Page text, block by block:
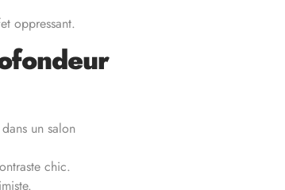
oppressant.
un salon
chic.